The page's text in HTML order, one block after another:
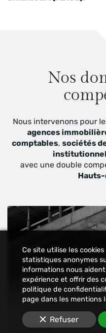
Nos
Nous intervenons pour
agences
comptables, sociétés
avec une double
Constat
Ce site utilise les
statistiques anonymes
informations nous
expérience et offrir des
politique de
page dans les mentions
Refuser